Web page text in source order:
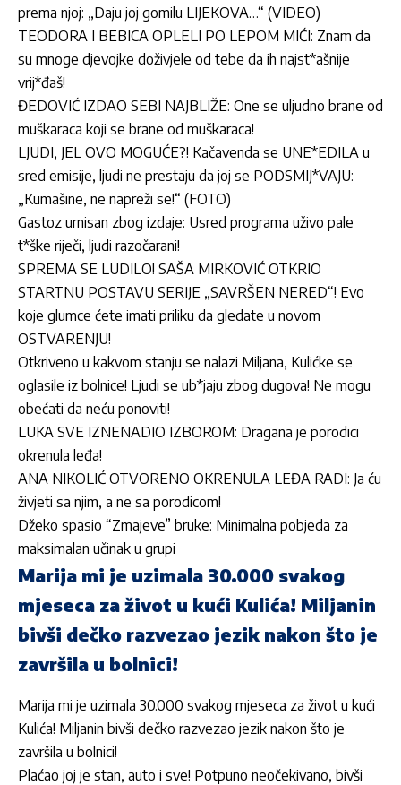
prema njoj: „Daju joj gomilu LIJEKOVA…“ (VIDEO)
TEODORA I BEBICA OPLELI PO LEPOM MIĆI: Znam da
su mnoge djevojke doživjele od tebe da ih najst*ašnije
vrij*đaš!
ĐEDOVIĆ IZDAO SEBI NAJBLIŽE: One se uljudno brane od
muškaraca koji se brane od muškaraca!
LJUDI, JEL OVO MOGUĆE?! Kačavenda se UNE*EDILA u
sred emisije, ljudi ne prestaju da joj se PODSMIJ*VAJU:
„Kumašine, ne napreži se!“ (FOTO)
Gastoz urnisan zbog izdaje: Usred programa uživo pale
t*ške riječi, ljudi razočarani!
SPREMA SE LUDILO! SAŠA MIRKOVIĆ OTKRIO
STARTNU POSTAVU SERIJE „SAVRŠEN NERED“! Evo
koje glumce ćete imati priliku da gledate u novom
OSTVARENJU!
Otkriveno u kakvom stanju se nalazi Miljana, Kulićke se
oglasile iz bolnice! Ljudi se ub*jaju zbog dugova! Ne mogu
obećati da neću ponoviti!
LUKA SVE IZNENADIO IZBOROM: Dragana je porodici
okrenula leđa!
ANA NIKOLIĆ OTVORENO OKRENULA LEĐA RADI: Ja ću
živjeti sa njim, a ne sa porodicom!
Džeko spasio “Zmajeve” bruke: Minimalna pobjeda za
maksimalan učinak u grupi
Marija mi je uzimala 30.000 svakog
mjeseca za život u kući Kulića! Miljanin
bivši dečko razvezao jezik nakon što je
završila u bolnici!
Marija mi je uzimala 30.000 svakog mjeseca za život u kući
Kulića! Miljanin bivši dečko razvezao jezik nakon što je
završila u bolnici!
Plaćao joj je stan, auto i sve! Potpuno neočekivano, bivši